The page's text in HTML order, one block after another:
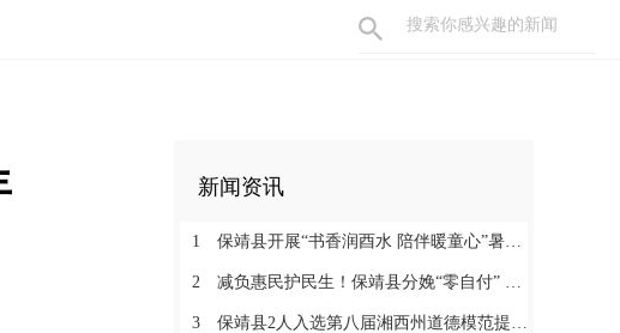
新闻资讯
1 保靖县开展“书香润酉水 陪伴暖童心”暑期阅读关爱活动
2 减负惠民护民生！保靖县分娩“零自付” 政策落地见效 125名产妇受益
3 保靖县2人入选第八届湘西州道德模范提名奖